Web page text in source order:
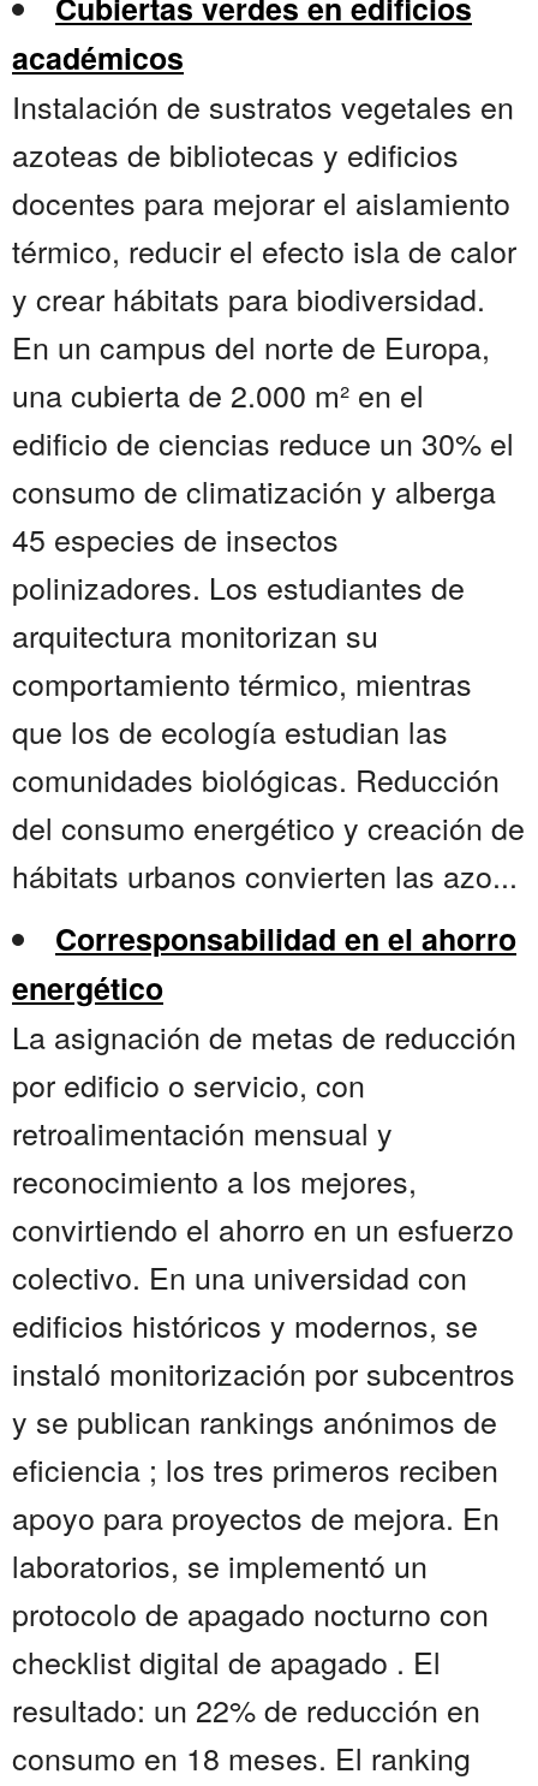
académicos
Instalación de sustratos vegetales en
azoteas de bibliotecas y edificios
docentes para mejorar el aislamiento
térmico, reducir el efecto isla de calor
y crear hábitats para biodiversidad.
En un campus del norte de Europa,
una cubierta de 2.000 m² en el
edificio de ciencias reduce un 30% el
consumo de climatización y alberga
45 especies de insectos
polinizadores. Los estudiantes de
arquitectura monitorizan su
comportamiento térmico, mientras
que los de ecología estudian las
comunidades biológicas. Reducción
del consumo energético y creación de
hábitats urbanos convierten las azo...
Corresponsabilidad en el ahorro
energético
La asignación de metas de reducción
por edificio o servicio, con
retroalimentación mensual y
reconocimiento a los mejores,
convirtiendo el ahorro en un esfuerzo
colectivo. En una universidad con
edificios históricos y modernos, se
instaló monitorización por subcentros
y se publican rankings anónimos de
eficiencia ; los tres primeros reciben
apoyo para proyectos de mejora. En
laboratorios, se implementó un
protocolo de apagado nocturno con
checklist digital de apagado . El
resultado: un 22% de reducción en
consumo en 18 meses. El ranking